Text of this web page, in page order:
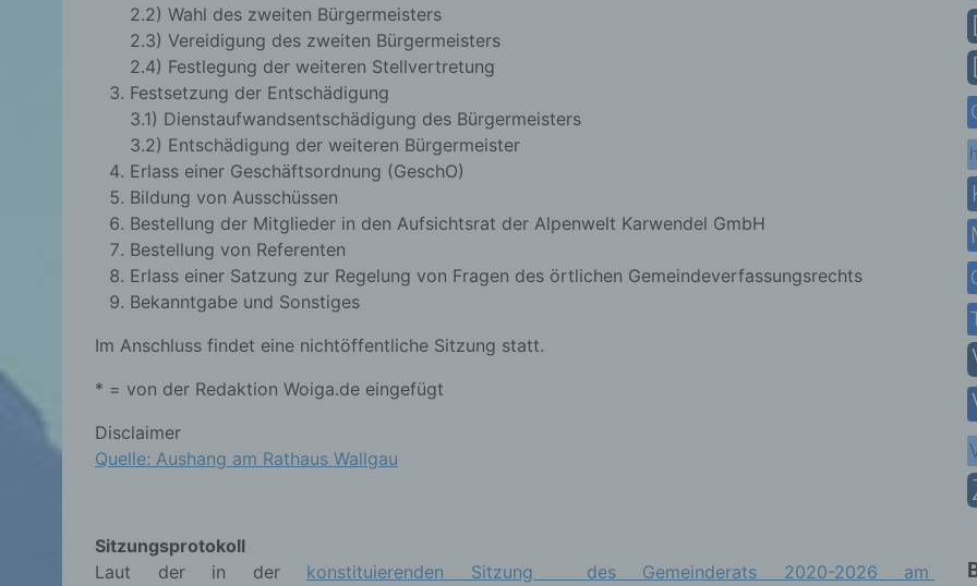
2.2) Wahl des zweiten Bürgermeisters
2.3) Vereidigung des zweiten Bürgermeisters
2.4) Festlegung der weiteren Stellvertretung
Festsetzung der Entschädigung
3.1) Dienstaufwandsentschädigung des Bürgermeisters
3.2) Entschädigung der weiteren Bürgermeister
Erlass einer Geschäftsordnung (GeschO)
Bildung von Ausschüssen
Bestellung der Mitglieder in den Aufsichtsrat der Alpenwelt Karwendel GmbH
Bestellung von Referenten
Erlass einer Satzung zur Regelung von Fragen des örtlichen Gemeindeverfassungsrechts
Bekanntgabe und Sonstiges
Im Anschluss findet eine nichtöffentliche Sitzung statt.
* = von der Redaktion Woiga.de eingefügt
Disclaimer
Quelle: Aushang am Rathaus Wallgau
Sitzungsprotokoll
Laut der in der konstituierenden Sitzung des Gemeinderats 2020-2026 am